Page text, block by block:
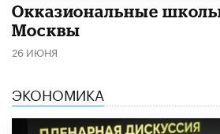
​Окказиональные
Москвы
26 ИЮНЯ
ЭКОНОМИКА